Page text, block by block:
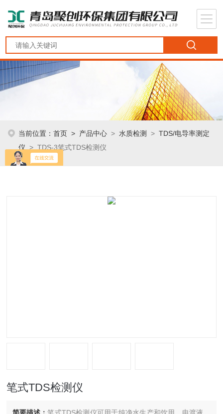
当前位置：首页 > 产品中心 >水质检测 >TDS/电导率测定
仪 > TDS-3笔式TDS检测仪
笔式TDS检测仪